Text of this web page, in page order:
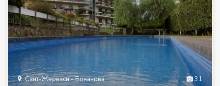
31
Сант-Жерваси - Бонанова